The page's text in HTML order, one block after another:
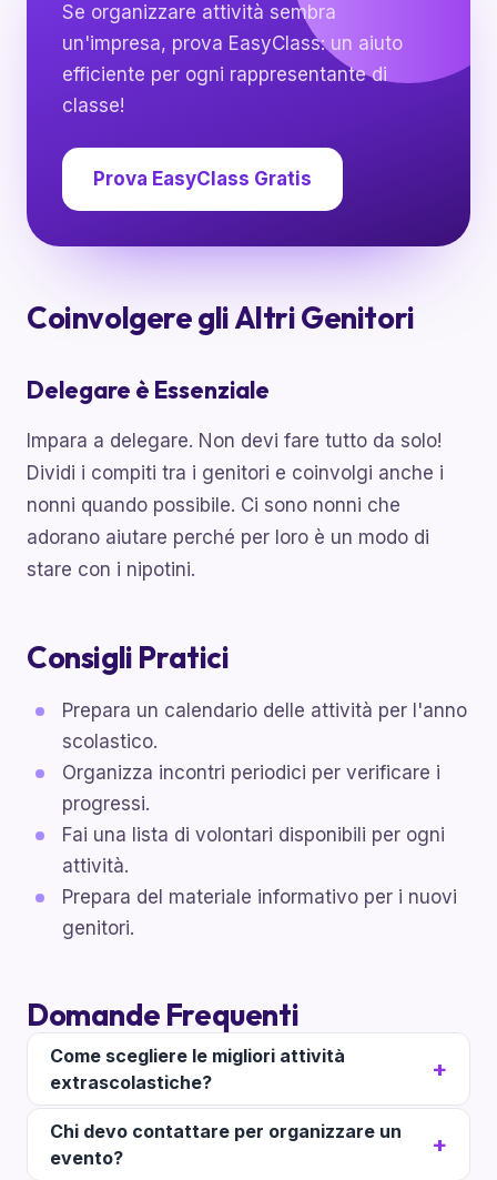
Se organizzare attività sembra
un'impresa, prova EasyClass: un aiuto
efficiente per ogni rappresentante di
classe!
Prova EasyClass Gratis
Coinvolgere gli Altri Genitori
Delegare è Essenziale
Impara a delegare. Non devi fare tutto da solo!
Dividi i compiti tra i genitori e coinvolgi anche i
nonni quando possibile. Ci sono nonni che
adorano aiutare perché per loro è un modo di
stare con i nipotini.
Consigli Pratici
Prepara un calendario delle attività per l'anno
scolastico.
Organizza incontri periodici per verificare i
progressi.
Fai una lista di volontari disponibili per ogni
attività.
Prepara del materiale informativo per i nuovi
genitori.
Domande Frequenti
Come scegliere le migliori attività
extrascolastiche?
Chi devo contattare per organizzare un
evento?